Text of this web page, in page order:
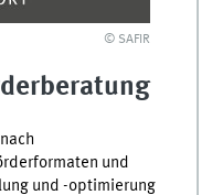
© SAFIR
und
und -optimierung